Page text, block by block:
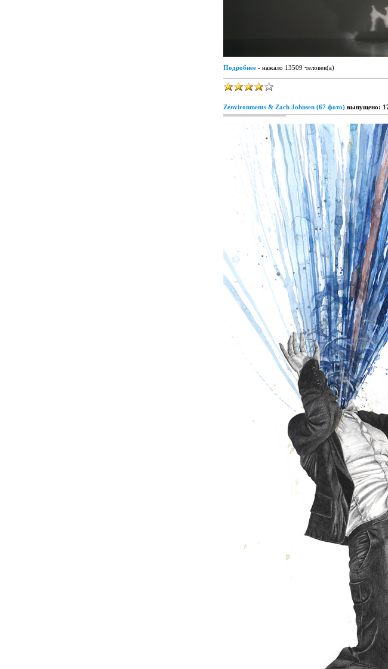
Подробнее - нажало 13509 человек(а)
Zenvironments & Zach Johnsen (67 фото) выпущено: